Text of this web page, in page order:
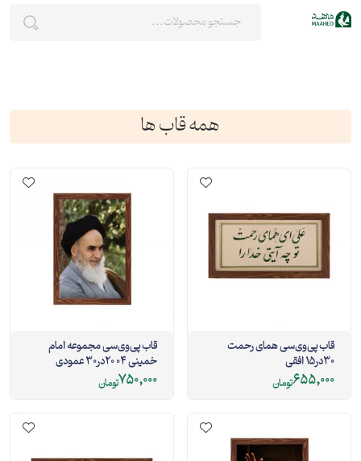
همه قاب ها
قاب پی‌وی‌سی همای رحمت
30در15 افقی
655,000تومان
قاب پی‌وی‌سی مجموعه امام
خمینی 04 20در30 عمودی
750,000تومان